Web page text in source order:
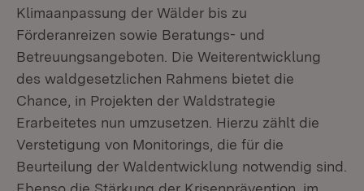
Klimaanpassung der Wälder bis zu
Förderanreizen sowie Beratungs- und
Betreuungsangeboten. Die Weiterentwicklung
des waldgesetzlichen Rahmens bietet die
Chance, in Projekten der Waldstrategie
Erarbeitetes nun umzusetzen. Hierzu zählt die
Verstetigung von Monitorings, die für die
Beurteilung der Waldentwicklung notwendig sind.